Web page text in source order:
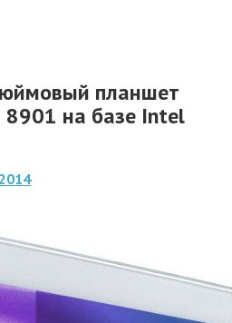
планшет
8901 на базе Intel